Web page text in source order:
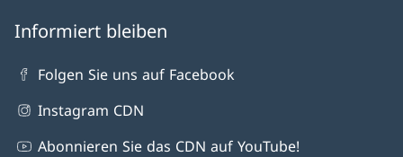
Informiert bleiben
Folgen Sie uns auf Facebook
Instagram CDN
Abonnieren Sie das CDN auf YouTube!